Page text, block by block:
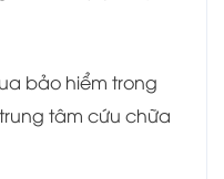
bảo hiểm trong
tâm cứu chữa